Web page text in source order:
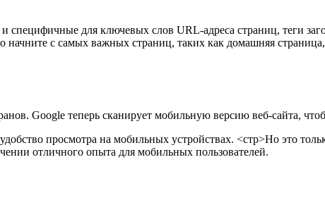
специфичные для ключевых слов URL-адреса страниц, теги
начните с самых важных страниц, таких как домашняя
Google теперь сканирует мобильную версию веб-сайта,
просмотра на мобильных устройствах. <стр>Но это
отличного опыта для мобильных пользователей.